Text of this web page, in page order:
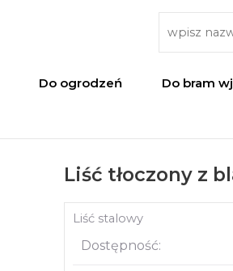
Do ogrodzeń Do bram
Liść tłoczony z
Liść stalowy
Dostępność: